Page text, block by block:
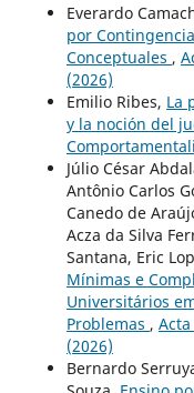
Everardo
por
Conceptuales ,
(2026)
Emilio Ribes, La
y la noción del
Júlio César
Antônio Carlos
Canedo de
Acza da Silva
Santana, Eric
Mínimas e
Universitários
Problemas ,
(2026)
Bernardo